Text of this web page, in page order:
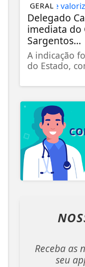
GERAL
Delegado
imediata do
Sargentos...
A indicação
do Estado,
Receba as
seu